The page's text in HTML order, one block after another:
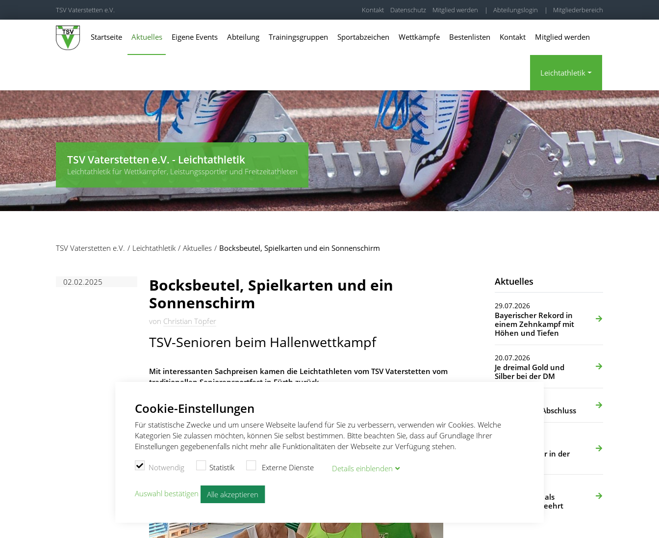
Cookie-Einstellungen
Für statistische Zwecke und um unsere Webseite laufend für Sie zu verbessern, verwenden wir Cookies. Welche
Kategorien Sie zulassen möchten, können Sie selbst bestimmen. Bitte beachten Sie, dass auf Grundlage Ihrer
Einstellungen gegebenenfalls nicht mehr alle Funktionalitäten der Webseite zur Verfügung stehen.
Notwendig Statistik Externe Dienste Details einblenden
Auswahl bestätigen Alle akzeptieren
TSV Vaterstetten e.V. Kontakt Datenschutz Mitglied werden | Abteilungslogin | Mitgliederbereich
Startseite Aktuelles Eigene Events Abteilung Trainingsgruppen Sportabzeichen Wettkämpfe Bestenlisten Kontakt Mitglied werden
Leichtathletik
TSV Vaterstetten e.V. - Leichtathletik
Leichtathletik für Wettkämpfer, Leistungssportler und Freitzeitathleten
TSV Vaterstetten e.V. Leichtathletik Aktuelles Bocksbeutel, Spielkarten und ein Sonnenschirm
02.02.2025
Bocksbeutel, Spielkarten und ein
Sonnenschirm
von Christian Töpfer
TSV-Senioren beim Hallenwettkampf
Mit interessanten Sachpreisen kamen die Leichtathleten vom TSV Vaterstetten vom
traditionellen Seniorensportfest in Fürth zurück.
Aktuelles
29.07.2026
Bayerischer Rekord in
einem Zehnkampf mit
Höhen und Tiefen
20.07.2026
Je dreimal Gold und
Silber bei der DM
Erfolgreicher Abschluss
Bezirksmeister in der
Gerhard Zorn als
BayernSTAR geehrt